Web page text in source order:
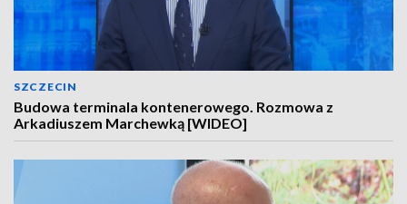
SZCZECIN
Budowa terminala kontenerowego. Rozmowa z
Arkadiuszem Marchewką [WIDEO]